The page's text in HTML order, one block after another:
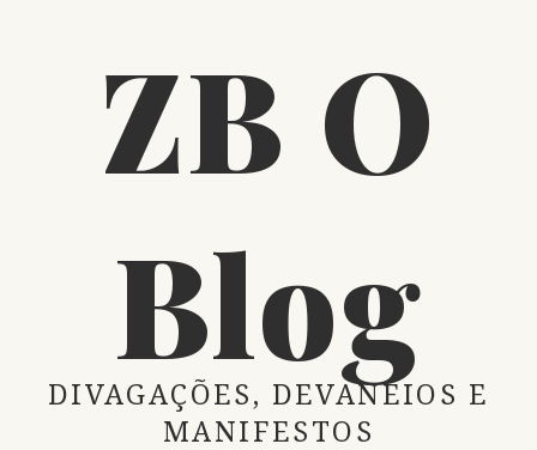
ZB O
Blog
DIVAGAÇÕES, DEVANEIOS E
MANIFESTOS